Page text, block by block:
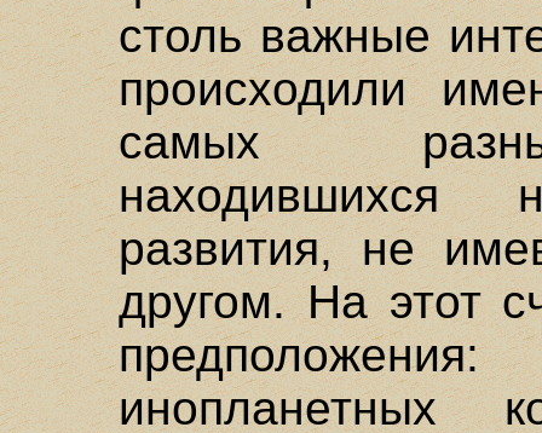
столь важные
происходили
самых
находившихся
развития, не
другом. На этот
инопланетных